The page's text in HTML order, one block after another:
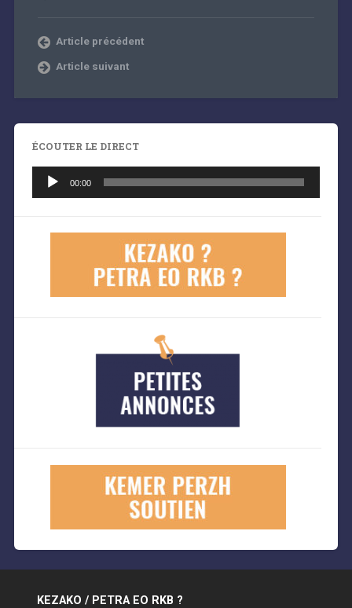
Article précédent
Article suivant
ÉCOUTER LE DIRECT
audio
00:00
KEZAKO / PETRA EO RKB ?